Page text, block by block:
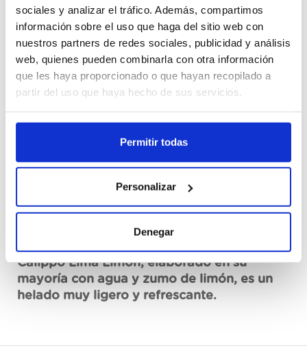
sociales y analizar el tráfico. Además, compartimos
información sobre el uso que haga del sitio web con
nuestros partners de redes sociales, publicidad y análisis
web, quienes pueden combinarla con otra información
que les haya proporcionado o que hayan recopilado a
partir del uso que haya hecho de sus servicios.
Permitir todas
Personalizar
Denegar
40128
Cajas
Registrar-me
No disponible, sol·licita ara
Fitxa tècnica
Calippo Lima Limón, elaborado en su
mayoría con agua y zumo de limón, es un
helado muy ligero y refrescante.